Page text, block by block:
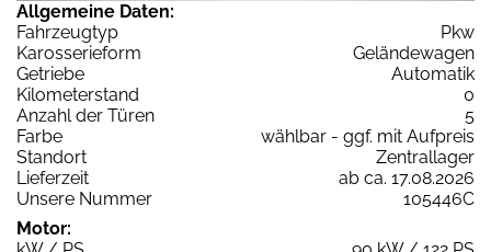
Allgemeine Daten:
Fahrzeugtyp
Pkw
Karosserieform
Geländewagen
Getriebe
Automatik
Kilometerstand
0
Anzahl der Türen
5
Farbe
wählbar - ggf. mit Aufpreis
Standort
Zentrallager
Lieferzeit
ab ca. 17.08.2026
Unsere Nummer
105446C
Motor: